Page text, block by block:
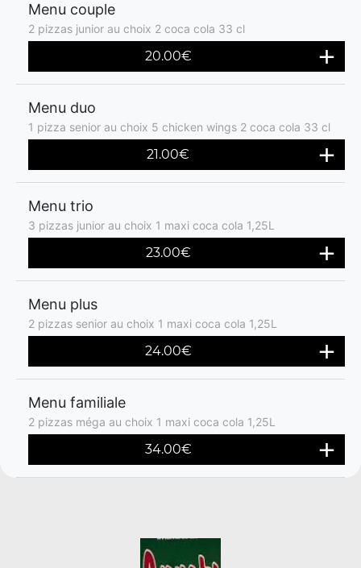
Menu couple
2 pizzas junior au choix 2 coca cola 33 cl
20.00€
Menu duo
1 pizza senior au choix 5 chicken wings 2 coca cola 33 cl
21.00€
Menu trio
3 pizzas junior au choix 1 maxi coca cola 1,25L
23.00€
Menu plus
2 pizzas senior au choix 1 maxi coca cola 1,25L
24.00€
Menu familiale
2 pizzas méga au choix 1 maxi coca cola 1,25L
34.00€